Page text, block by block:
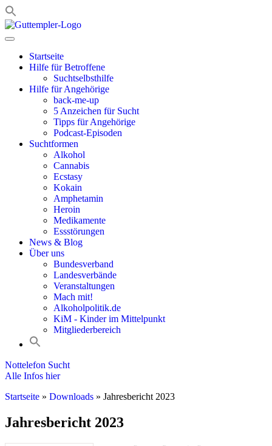
Zum
Inhalt
Startseite
Hilfe für Betroffene
Suchtselbsthilfe
Hilfe für Angehörige
back-me-up
5 Anzeichen für Sucht
Tipps für Angehörige
Podcast-Episoden
Suchtformen
Alkohol
Cannabis
Ecstasy
Kokain
Amphetamin
Heroin
Medikamente
Essstörungen
News & Blog
Über uns
Bundesverband
Landesverbände
Veranstaltungen
Mach mit!
Alkoholpolitik.de
KiM - Kinder im Mittelpunkt
Mitgliederbereich
Nottelefon Sucht
Alle Infos hier
Startseite » Downloads » Jahresbericht 2023
Jahresbericht 2023